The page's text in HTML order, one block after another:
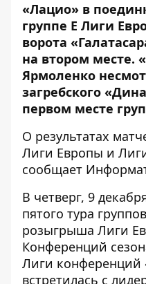
«Лацио» в
группе Е Лиги
ворота
на втором месте.
Ярмоленко
загребского
первом месте
О результатах
Лиги Европы и
сообщает
В четверг, 9
пятого тура
розыгрыша Лиги
Конференций
Лиги конференций
встретилась с